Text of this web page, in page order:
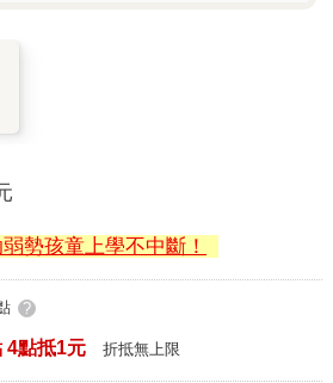
勢孩童上學不中斷！
?
4點抵1元 折抵無上限